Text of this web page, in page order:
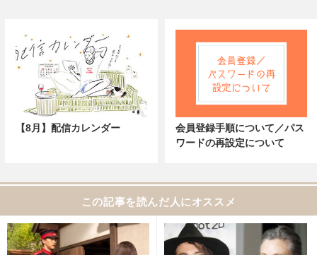
【8月】配信カレンダー
会員登録手順について／パス
ワードの再設定について
この記事を読んだ人にオススメ